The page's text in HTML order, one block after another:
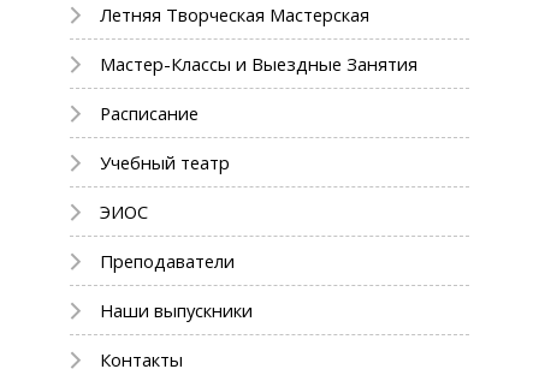
Летняя Творческая Мастерская
Мастер-Классы и Выездные Занятия
Расписание
Учебный театр
ЭИОС
Преподаватели
Наши выпускники
Контакты